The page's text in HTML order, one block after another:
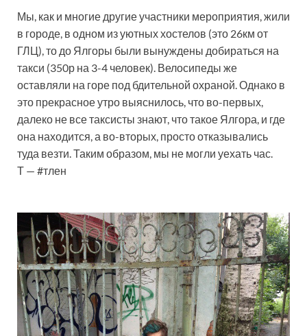
Мы, как и многие другие участники мероприятия, жили
в городе, в одном из уютных хостелов (это 26км от
ГЛЦ), то до Ялгоры были вынуждены добираться на
такси (350р на 3-4 человек). Велосипеды же
оставляли на горе под бдительной охраной. Однако в
это прекрасное утро выяснилось, что во-первых,
далеко не все таксисты знают, что такое Ялгора, и где
она находится, а во-вторых, просто отказывались
туда везти. Таким образом, мы не могли уехать час.
Т — #тлен